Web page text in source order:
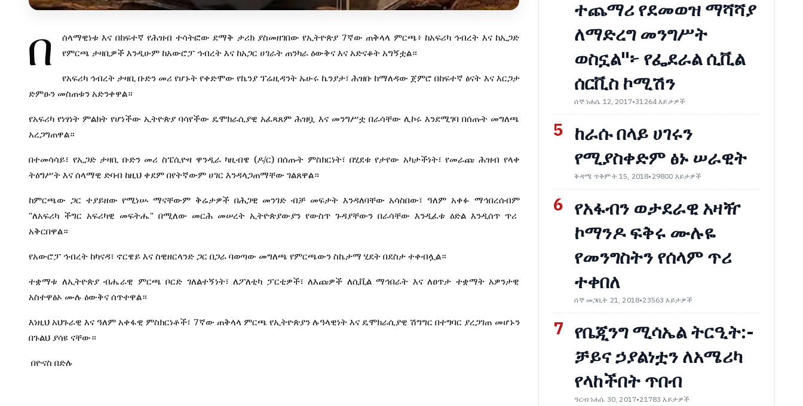
በ ሰላማዊነቱ እና በከፍተኛ የሕዝብ ተሳትፎው ደማቅ ታሪክ ያስመዘገበው የኢትዮጵያ 7ኛው ጠቅላላ ምርጫ፥ ከአፍሪካ ኅብረት እና ከኢጋድ
የምርጫ ታዛቢዎች እንዲሁም ከአውሮፓ ኅብረት እና ከአጋር ሀገራት ጠንካራ ዕውቅና እና አድናቆት አግኝቷል።
የአፍሪካ ኅብረት ታዛቢ ቡድን መሪ የሆኑት የቀድሞው የኬንያ ፕሬዚዳንት ኡሁሩ ኬንያታ፣ ሕዝቡ ከማለዳው ጀምሮ በከፍተኛ ፅናት እና እርጋታ
ድምፁን መስጠቱን አድንቀዋል።
የአፍሪካ የነፃነት ምልክት የሆነችው ኢትዮጵያ ባሳየችው ዴሞክራሲያዊ አፈጻጸም ሕዝቧ እና መንግሥቷ በራሳቸው ሊኮሩ እንደሚገባ በሰጡት መግለጫ
አረጋግጠዋል።
በተመሳሳይ፣ የኢጋድ ታዛቢ ቡድን መሪ ስፔሲዮዛ ዋንዲራ ካዚብዌ (ዶ/ር)በሰጡት ምስክርነት፣ በሂደቱ የታየው አካታችነት፣ የመራጩ ሕዝብ የላቀ
ትዕግሥት እና ሰላማዊ ድባብ ከዚህ ቀደም በየትኛውም ሀገር እንዳላጋጠማቸው ገልጸዋል።
ከምርጫው ጋር ተያይዘው የሚነሡ ማናቸውም ቅሬታዎች በሕጋዊ መንገድ ብቻ መፍታት እንዳለባቸው አሳስበው፣ ዓለም አቀፉ ማኅበረሰብም
"ለአፍሪካ ችግር አፍሪካዊ መፍትሔ"በሚለው መርሕ መሠረት ኢትዮጵያውያን የውስጥ ጉዳያቸውን በራሳቸው እንዲፈቱ ዕድል እንዲሰጥ ጥሪ
አቅርበዋል።
የአውሮፓ ኅብረት ከካናዳ፣ ኖርዌይ እና ስዊዘርላንድ ጋር በጋራ ባወጣው መግለጫ የምርጫውን ስኬታማ ሂደት በደስታ ተቀብሏል።
ተቋማቱ ለኢትዮጵያ ብሔራዊ ምርጫ ቦርድ ገለልተኝነት፣ ለፖለቲካ ፓርቲዎች፣ ለእጩዎች ለሲቪል ማኅበራት እና ለፀጥታ ተቋማት አዎንታዊ
አስተዋፅኦ ሙሉ ዕውቅና ሰጥተዋል።
እነዚህ አህጉራዊ እና ዓለም አቀፋዊ ምስክርነቶች፣ 7ኛው ጠቅላላ ምርጫ የኢትዮጵያን ሉዓላዊነት እና ዴሞክራሲያዊ ሽግግር በተግባር ያረጋገጠ መሆኑን
በጉልህ ያሳዩ ናቸው።
በዮናስ በድሉ
ተጨማሪ የደመወዝ ማሻሻያ
ለማድረግ መንግሥት
ወስኗል"፦ የፌደራል ሲቪል
ሰርቪስ ኮሚሽን
ሰኞ ነሐሴ 12, 2017•31264 እይታዎች
5 ከራሱ በላይ ሀገሩን
የሚያስቀድም ፅኑ ሠራዊት
ቅዳሜ ጥቅምት 15, 2018•29800 እይታዎች
6 የአፋብን ወታደራዊ አዛዥ
ኮማንዶ ፍቅሩ ሙሉዬ
የመንግስትን የሰላም ጥሪ
ተቀበለ
ሰኞ መጋቢት 21, 2018•23563 እይታዎች
7 የቤጂንግ ሚሳኤል ትርዒት:-
ቻይና ኃያልነቷን ለአሜሪካ
የላከችበት ጥበብ
ዓርብ ነሐሴ 30, 2017•21783 እይታዎች